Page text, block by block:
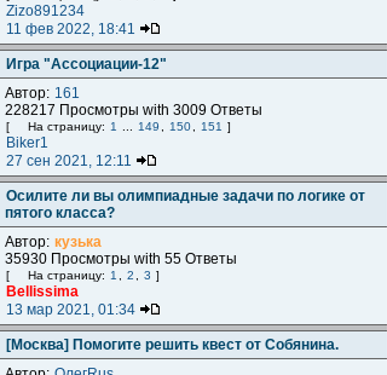
Zizo891234
11 фев 2022, 18:41
Игра "Ассоциации-12"
Автор: 161
228217 Просмотры with 3009 Ответы
[ На страницу: 1 149 150 151 ]
Biker1
27 сен 2021, 12:11
Осилите ли вы олимпиадные задачи по логике от
пятого класса?
Автор: кузька
35930 Просмотры with 55 Ответы
[ На страницу: 1 2 3 ]
Bellissima
13 мар 2021, 01:34
[Москва] Помогите решить квест от Собянина.